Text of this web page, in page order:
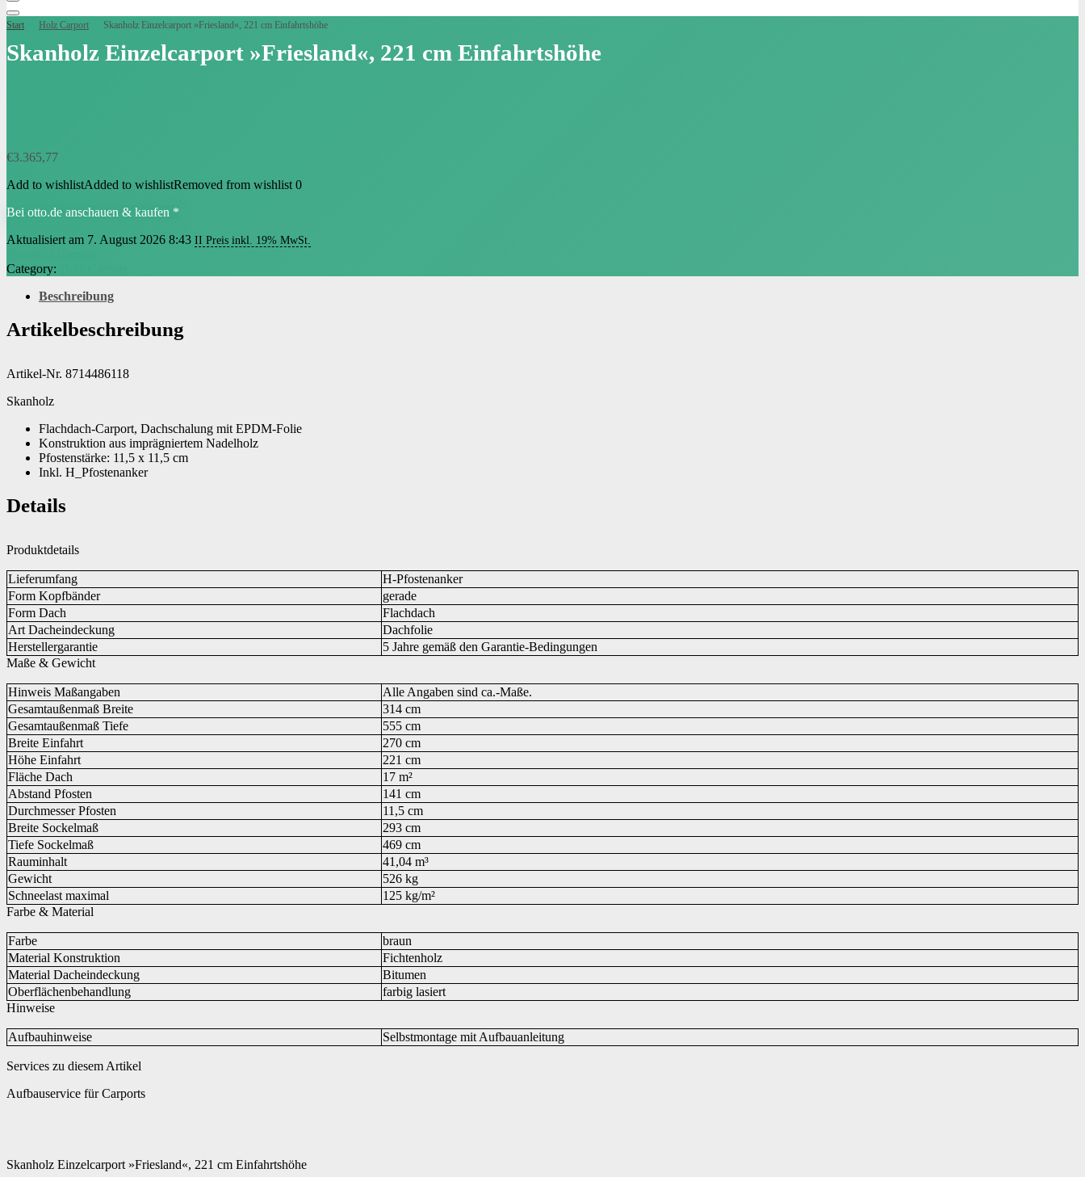
Start Holz Carport Skanholz Einzelcarport »Friesland«, 221 cm Einfahrtshöhe
Skanholz Einzelcarport »Friesland«, 221 cm Einfahrtshöhe
€3.365,77
Add to wishlistAdded to wishlistRemoved from wishlist 0
Bei otto.de anschauen & kaufen *
Aktualisiert am 7. August 2026 8:43 II Preis inkl. 19% MwSt.
Category:
Beschreibung
Artikelbeschreibung
Artikel-Nr. 8714486118
Skanholz
Flachdach-Carport, Dachschalung mit EPDM-Folie
Konstruktion aus imprägniertem Nadelholz
Pfostenstärke: 11,5 x 11,5 cm
Inkl. H_Pfostenanker
Details
Produktdetails
Lieferumfang
H-Pfostenanker
Form Kopfbänder
gerade
Form Dach
Flachdach
Art Dacheindeckung
Dachfolie
Herstellergarantie
5 Jahre gemäß den Garantie-Bedingungen
Maße & Gewicht
Hinweis Maßangaben
Alle Angaben sind ca.-Maße.
Gesamtaußenmaß Breite
314 cm
Gesamtaußenmaß Tiefe
555 cm
Breite Einfahrt
270 cm
Höhe Einfahrt
221 cm
Fläche Dach
17 m²
Abstand Pfosten
141 cm
Durchmesser Pfosten
11,5 cm
Breite Sockelmaß
293 cm
Tiefe Sockelmaß
469 cm
Rauminhalt
41,04 m³
Gewicht
526 kg
Schneelast maximal
125 kg/m²
Farbe & Material
Farbe
braun
Material Konstruktion
Fichtenholz
Material Dacheindeckung
Bitumen
Oberflächenbehandlung
farbig lasiert
Hinweise
Aufbauhinweise Selbstmontage mit Aufbauanleitung
Services zu diesem Artikel
Aufbauservice für Carports
Skanholz Einzelcarport »Friesland«, 221 cm Einfahrtshöhe